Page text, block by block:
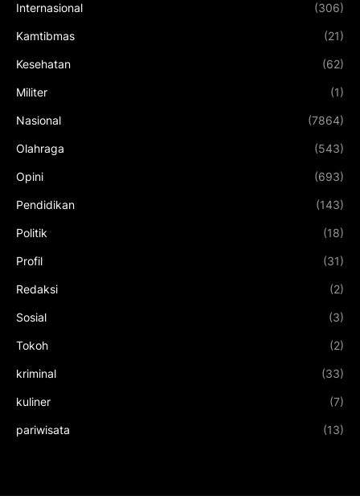
Internasional (306)
Kamtibmas (21)
Kesehatan (62)
Militer (1)
Nasional (7864)
Olahraga (543)
Opini (693)
Pendidikan (143)
Politik (18)
Profil (31)
Redaksi (2)
Sosial (3)
Tokoh (2)
kriminal (33)
kuliner (7)
pariwisata (13)